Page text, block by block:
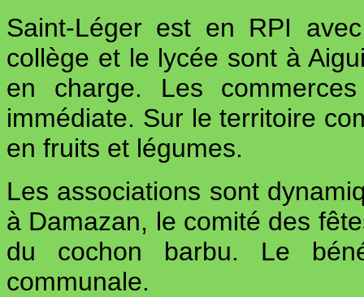
Saint-Léger est en RPI
collège et le lycée sont à
en charge. Les
immédiate. Sur le territoire
en fruits et légumes.
Les associations sont
à Damazan, le comité des
du cochon barbu. Le
communale.